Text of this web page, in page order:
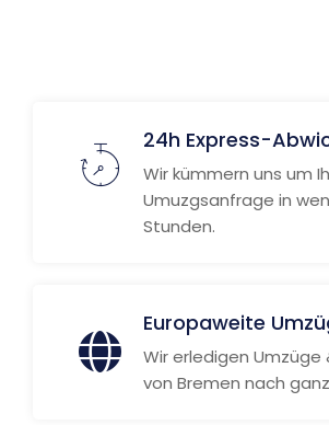
24h Express-
Wir kümmern uns um
Umuzgsanfrage in
Stunden.
Europaweite
Wir erledigen Umzüge
von Bremen nach